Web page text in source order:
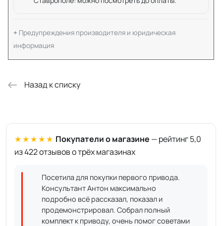
Предупреждения производителя и юридическая
информация
Назад к списку
★★★★★ Покупатели о магазине — рейтинг 5,0
из 422 отзывов о трёх магазинах
Посетила для покупки первого привода.
Консультант Антон максимально
подробно всё рассказал, показал и
продемонстрировал. Собрал полный
комплект к приводу, очень помог советами